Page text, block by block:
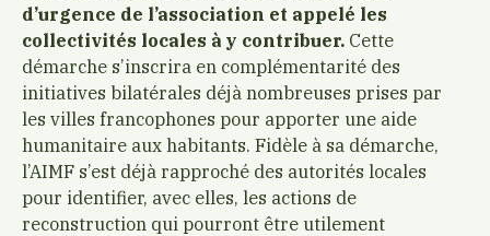
d’urgence de l’association et appelé les
collectivités locales à y contribuer. Cette
démarche s’inscrira en complémentarité des
initiatives bilatérales déjà nombreuses prises par
les villes francophones pour apporter une aide
humanitaire aux habitants. Fidèle à sa démarche,
l’AIMF s’est déjà rapproché des autorités locales
pour identifier, avec elles, les actions de
reconstruction qui pourront être utilement